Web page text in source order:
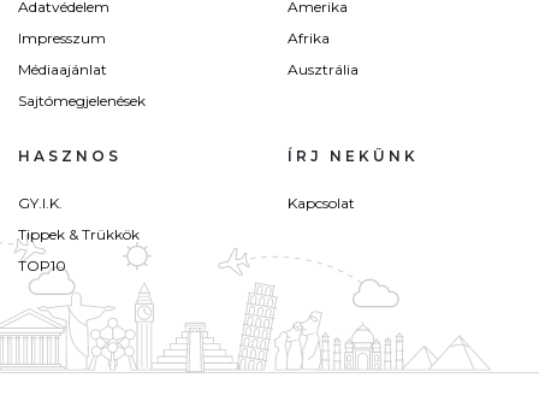
Adatvédelem
Impresszum
Médiaajánlat
Sajtómegjelenések
Amerika
Afrika
Ausztrália
HASZNOS
GY.I.K.
Tippek & Trükkök
TOP10
ÍRJ NEKÜNK
Kapcsolat